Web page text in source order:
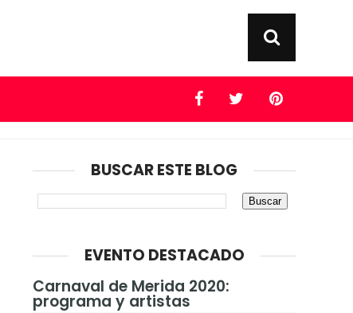
BUSCAR ESTE BLOG
EVENTO DESTACADO
Carnaval de Merida 2020:
programa y artistas